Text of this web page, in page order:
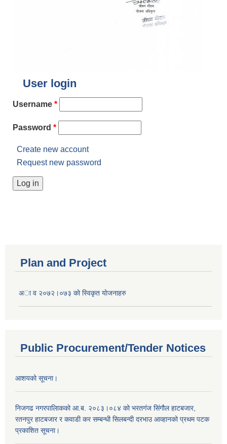
User login
Username *
Password *
Create new account
Request new password
Plan and Project
अा व २०७२।०७३ काे स्विकृत याेजनाहरु
Public Procurement/Tender Notices
आशयको सूचना।
निजगढ नगरपालिाकको आ.ब. २०८३।०८४ को भरतगंज सिंगौल हाटबजार,
रतनपुर हाटबजार र कवाडी कर सम्बन्धी सिलबन्दी दरभाउ आव्हानको प्रथम पटक
प्रकाशित सूचना।